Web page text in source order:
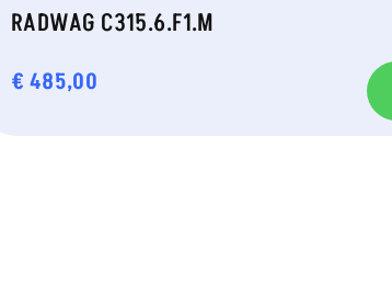
RADWAG C315.6.F1.M
€ 485,00